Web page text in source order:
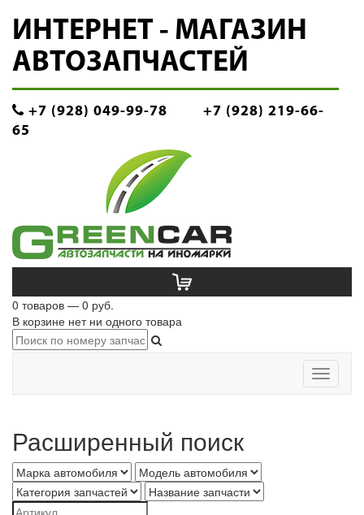
ИНТЕРНЕТ - МАГАЗИН
АВТОЗАПЧАСТЕЙ
+7 (928) 049-99-78
+7 (928) 219-66-
65
0 товаров — 0 руб.
В корзине нет ни одного товара
Toggle
Расширенный поиск